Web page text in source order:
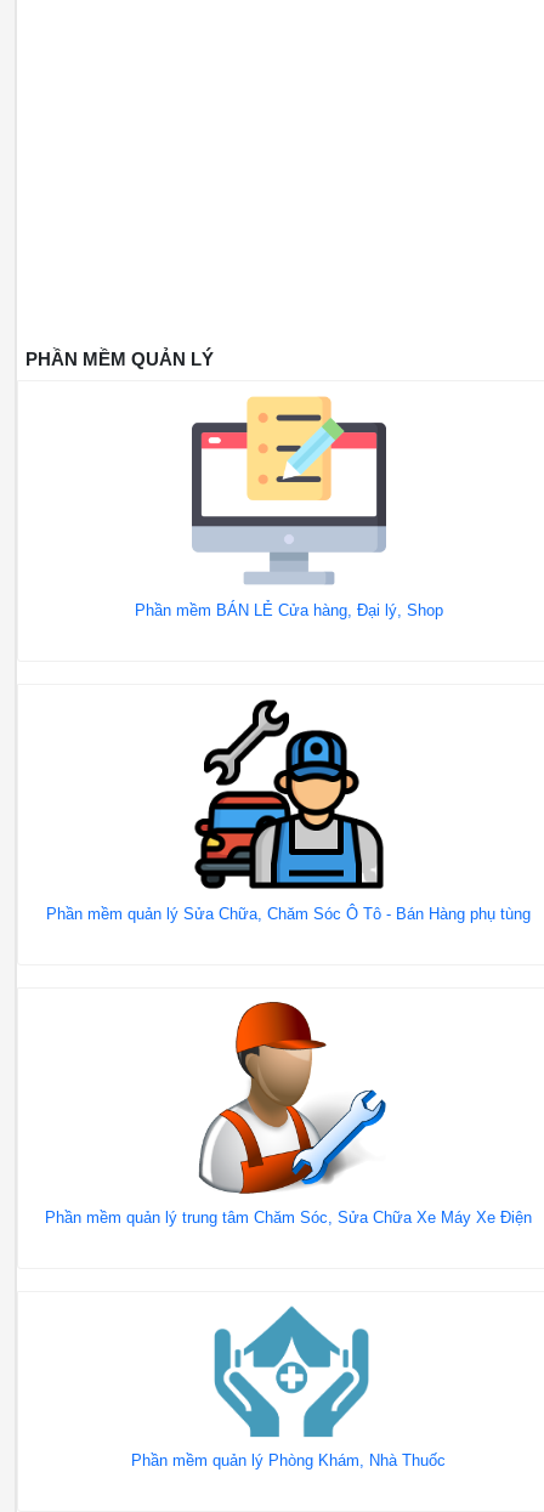
PHẦN MỀM QUẢN LÝ
Phần mềm BÁN LẺ Cửa hàng, Đại lý, Shop
Phần mềm quản lý Sửa Chữa, Chăm Sóc Ô Tô - Bán Hàng phụ tùng
Phần mềm quản lý trung tâm Chăm Sóc, Sửa Chữa Xe Máy Xe Điện
Phần mềm quản lý Phòng Khám, Nhà Thuốc